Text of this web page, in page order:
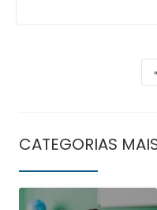
CATEGORIAS